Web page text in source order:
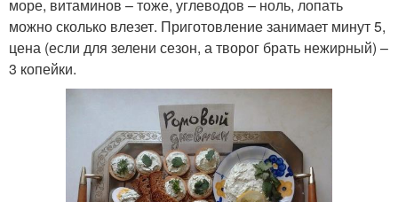
море, витаминов – тоже, углеводов – ноль, лопать
можно сколько влезет. Приготовление занимает минут 5,
цена (если для зелени сезон, а творог брать нежирный) –
3 копейки.